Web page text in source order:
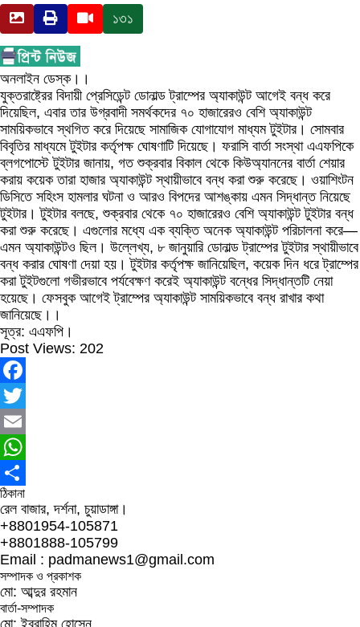
১৩১
অনলাইন ডেস্ক।।
যুক্তরাষ্ট্রের বিদায়ী প্রেসিডেন্ট ডোনাল্ড ট্রাম্পের অ্যাকাউন্ট আগেই বন্ধ করে
দিয়েছিল, এবার তার উগ্রবাদী সমর্থকদের ৭০ হাজারেরও বেশি অ্যাকাউন্ট
সাময়িকভাবে স্থগিত করে দিয়েছে সামাজিক যোগাযোগ মাধ্যম টুইটার। সোমবার
বিবৃতির মাধ্যমে টুইটার কর্তৃপক্ষ ঘোষণাটি দিয়েছে। ফরাসি বার্তা সংস্থা এএফপিকে
ব্লগপোস্টে টুইটার জানায়, গত শুক্রবার বিকাল থেকে কিউঅ্যাননের বার্তা শেয়ার
করায় কয়েক তারা হাজার অ্যাকাউন্ট স্থায়ীভাবে বন্ধ করা শুরু করেছে। ওয়াশিংটন
ডিসিতে সহিংস হামলার ঘটনা ও আরও বিপদের আশঙ্কায় এমন সিদ্ধান্ত নিয়েছে
টুইটার। টুইটার বলছে, শুক্রবার থেকে ৭০ হাজারেরও বেশি অ্যাকাউন্ট টুইটার বন্ধ
করা শুরু করেছে। এগুলোর মধ্যে এক ব্যক্তি অনেক অ্যাকাউন্ট পরিচালনা করে—
এমন অ্যাকাউন্টও ছিল। উল্লেখ্য, ৮ জানুয়ারি ডোনাল্ড ট্রাম্পের টুইটার স্থায়ীভাবে
বন্ধ করার ঘোষণা দেয়া হয়। টুইটার কর্তৃপক্ষ জানিয়েছিল, কয়েক দিন ধরে ট্রাম্পের
করা টুইটগুলো গভীরভাবে পর্যবেক্ষণ করেই অ্যাকাউন্ট বন্ধের সিদ্ধান্তটি নেয়া
হয়েছে। ফেসবুক আগেই ট্রাম্পের অ্যাকাউন্ট সাময়িকভাবে বন্ধ রাখার কথা
জানিয়েছে।।
সূত্র: এএফপি।
Post Views: 202
Facebook
Twitter
Email
WhatsApp
Share
ঠিকানা
রেল বাজার, দর্শনা, চুয়াডাঙ্গা।
+8801954-105871
+8801888-105799
Email : padmanews1@gmail.com
সম্পাদক ও প্রকাশক
মো: আব্দুর রহমান
বার্তা-সম্পাদক